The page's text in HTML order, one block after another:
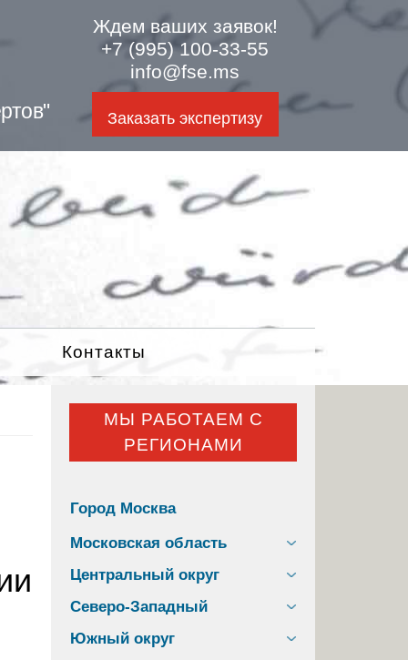
Ждем ваших заявок!
+7 (995) 100-33-55
info@fse.ms
Заказать экспертизу
Контакты
МЫ РАБОТАЕМ С
РЕГИОНАМИ
Город Москва
Московская область
Центральный округ
Северо-Западный
Южный округ